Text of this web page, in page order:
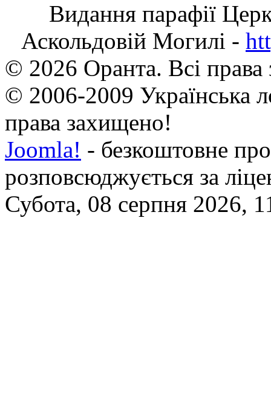
Видання парафії
Аскольдовій Могилі -
© 2026 Оранта. Всі
© 2006-2009 Українська
права захищено!
Joomla! - безкоштовне
розповсюджується за
Субота, 08 серпня 2026,